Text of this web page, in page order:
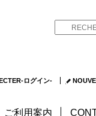
ログイン-
ご利用案内